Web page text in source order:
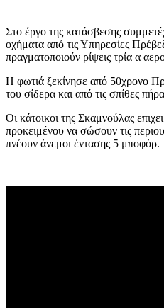
Στο έργο της κατάσβεσης
οχήματα από τις Υπηρεσίες
πραγματοποιούν ρίψεις τρία α
Η φωτιά ξεκίνησε από 50χρονο
του σίδερα και από τις σπίθες
Οι κάτοικοι της Σκαμνούλας
προκειμένου να σώσουν τις
πνέουν άνεμοι έντασης 5 μποφόρ.